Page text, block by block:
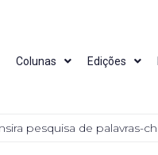
Colunas Edições